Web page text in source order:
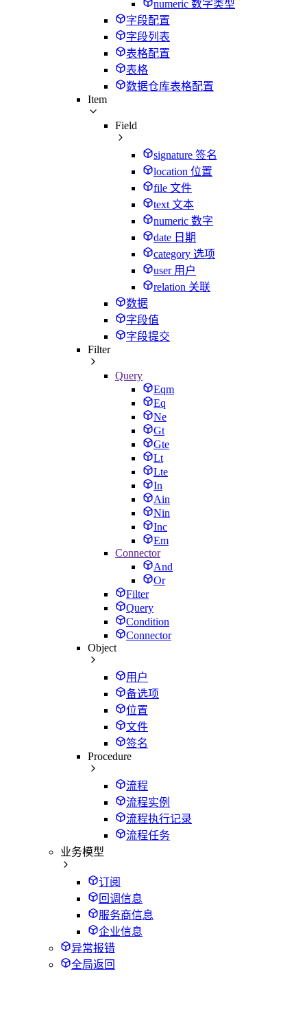
numeric 数字类型
字段配置
字段列表
表格配置
表格
数据仓库表格配置
Item
Field
signature 签名
location 位置
file 文件
text 文本
numeric 数字
date 日期
category 选项
user 用户
relation 关联
数据
字段值
字段提交
Filter
Query
Eqm
Eq
Ne
Gt
Gte
Lt
Lte
In
Ain
Nin
Inc
Em
Connector
And
Or
Filter
Query
Condition
Connector
Object
用户
备选项
位置
文件
签名
Procedure
流程
流程实例
流程执行记录
流程任务
业务模型
订阅
回调信息
服务商信息
企业信息
异常报错
全局返回